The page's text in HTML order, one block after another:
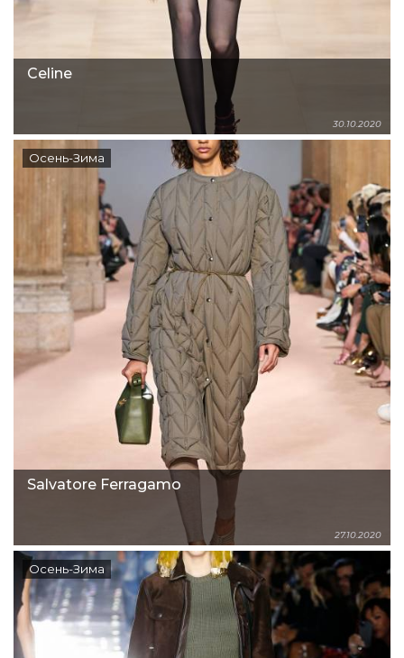
Celine
30.10.2020
Осень-Зима
Salvatore Ferragamo
27.10.2020
Осень-Зима